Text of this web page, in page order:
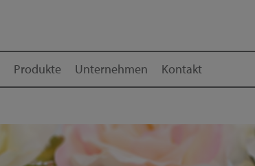
Produkte Unternehmen Kontakt